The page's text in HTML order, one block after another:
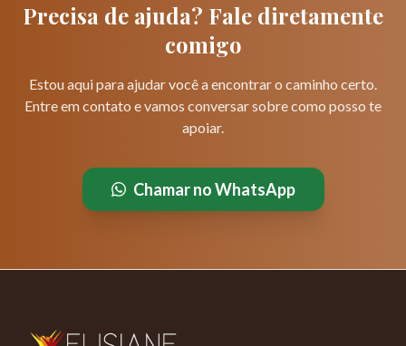
Precisa de ajuda? Fale diretamente
comigo
Estou aqui para ajudar você a encontrar o caminho certo.
Entre em contato e vamos conversar sobre como posso te
apoiar.
Chamar no WhatsApp